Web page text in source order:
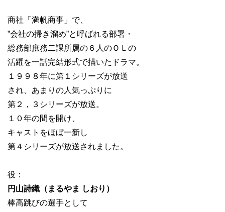
商社「満帆商事」で、
”会社の掃き溜め”と呼ばれる部署・
総務部庶務二課所属の６人のＯＬの
活躍を一話完結形式で描いたドラマ。
１９９８年に第１シリーズが放送
され、あまりの人気っぷりに
第２，３シリーズが放送。
１０年の間を開け、
キャストをほぼ一新し
第４シリーズが放送されました。
役：
円山詩織（まるやま しおり）
棒高跳びの選手として